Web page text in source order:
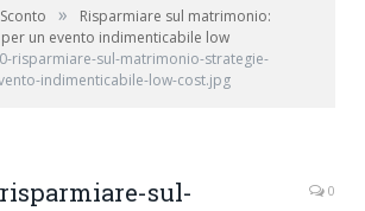
»
Risparmiare sul matrimonio:
un evento indimenticabile low
risparmiare-sul-matrimonio-strategie-
indimenticabile-low-cost.jpg
risparmiare-sul-
0